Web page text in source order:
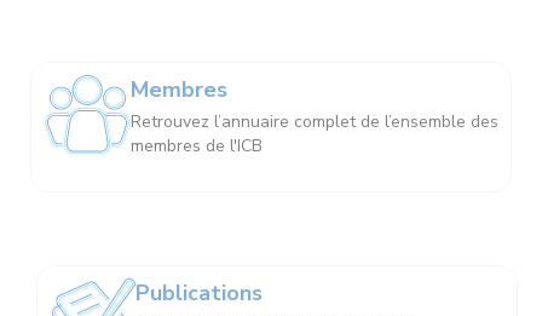
Membres
Retrouvez l’annuaire complet de l’ensemble des
membres de l'ICB
Publications